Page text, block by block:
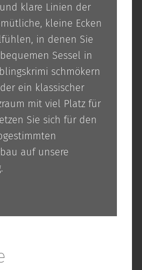
klare Linien der
kleine Ecken
in denen Sie
Sessel in
schmökern
ein klassischer
mit viel Platz für
Sie sich für den
auf unsere